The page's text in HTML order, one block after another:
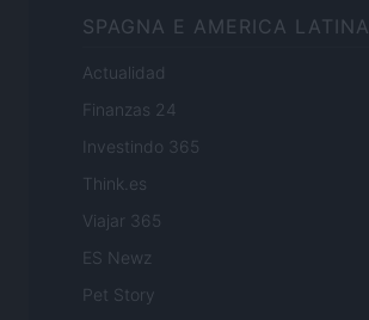
SPAGNA E AMERICA LATINA
Actualidad
Finanzas 24
Investindo 365
Think.es
Viajar 365
ES Newz
Pet Story